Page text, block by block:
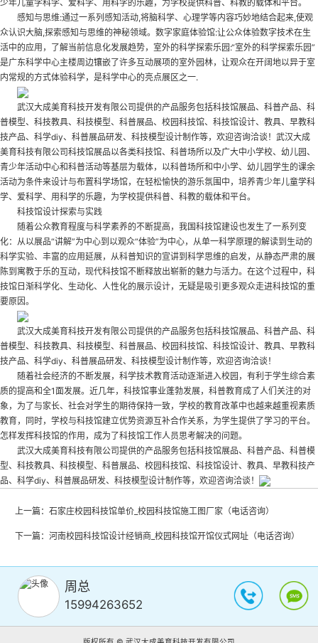
少年儿童学科学、爱科学、用科学的乐趣，为学校提供科普、科教的载体和平台。
感知与思维:通过一系列感知活动,将脑科学、心理学等内容巧妙地结合起来,使观
众认识大脑,探索感知与思维的神秘领域。数字家庭体验馆:让公众体验数字技术在生
活中的应用，了解当前信息化发展趋势，室外的科学探索乐园:“室外的科学探索乐园”
是广东科学中心主楼周边镶嵌了许多互动展项的室外园林，让观众在开阔地以异于室
内常规的方式体验科学，是科学中心的亮点展区之一.
武汉大成美育科技开发有限公司提供的产品服务包括科技馆展品、科普产品、科
普模型、科技教具、科技模型、科普展品、校园科技馆、科技馆设计、教具、早教科
技产品、科学diy、科普展品研发、科技模型设计制作等，欢迎咨询洽谈！武汉大成
美育科技有限公司科技馆展品以各类科技馆、科普场所以及广大中小学校、幼儿园、
青少年活动中心和科普活动等基层为载体，以科普场所和中小学、幼儿园学生的课余
活动为条件来设计与布置科学场馆，在轻松愉快的游乐氛围中，培养青少年儿童学科
学、爱科学、用科学的乐趣，为学校提供科普、科教的载体和平台。
科技馆设计探索与实践
随着公众教育程度与科学素养的不断提高，我国科技馆建设也发生了一系列变
化：从以展品“讲解”为中心到以观众“体验”为中心，从单一科学原理的解读到生动的
科学实验、丰富的应用延展，从科普知识的宣讲到科学思维的启发，从静态严肃的展
陈到寓教于乐的互动，现代科技馆不断释放出崭新的魅力与活力。在这个过程中，科
技馆日渐科学化、生动化、人性化的展示设计，无疑是吸引更多观众走进科技馆的重
要原因。
武汉大成美育科技开发有限公司提供的产品服务包括科技馆展品、科普产品、科
普模型、科技教具、科技模型、科普展品、校园科技馆、科技馆设计、教具、早教科
技产品、科学diy、科普展品研发、科技模型设计制作等，欢迎咨询洽谈！
随着社会经济的不断发展，科学技术教育活动逐渐进入校园，有利于学生综合素
质的提高和全1面发展。近几年，科技馆事业蓬勃发展，科普教育成了人们关注的对
象，为了与家长、社会对学生的期待保持一致，学校的教育改革中也越来越重视素质
教育，同时，学校与科技馆建立优势资源互补合作关系，为学生提供了学习的平台。
怎样发挥科技馆的作用，成为了科技馆工作人员思考解决的问题。
武汉大成美育科技有限公司提供的产品服务包括科技馆展品、科普产品、科普模
型、科技教具、科技模型、科普展品、校园科技馆、科技馆设计、教具、早教科技产
品、科学diy、科普展品研发、科技模型设计制作等，欢迎咨询洽谈！
上一篇： 石家庄校园科技馆单价_校园科技馆施工图厂家（电话咨询）
下一篇： 河南校园科技馆设计经销商_校园科技馆开馆仪式网址（电话咨询）
周总
15994263652